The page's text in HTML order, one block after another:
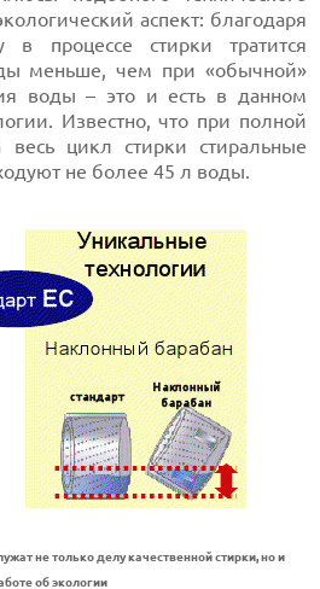
аспект: благодаря
в процессе стирки тратится
меньше, чем при «обычной»
воды – это и есть в данном
Известно, что при полной
весь цикл стирки стиральные
не более 45 л воды.
не только делу качественной стирки, но и
об экологии